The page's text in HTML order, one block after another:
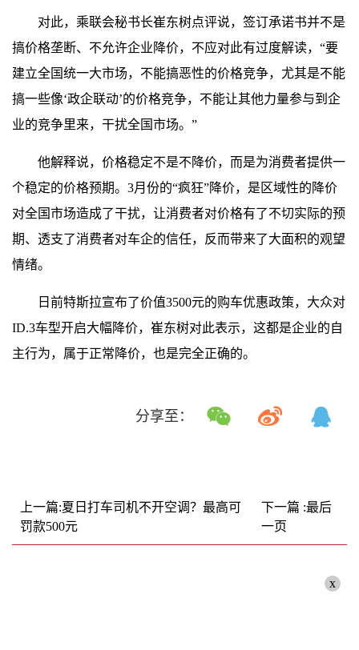
对此，乘联会秘书长崔东树点评说，签订承诺书并不是
搞价格垄断、不允许企业降价，不应对此有过度解读，“要
建立全国统一大市场，不能搞恶性的价格竞争，尤其是不能
搞一些像‘政企联动’的价格竞争，不能让其他力量参与到企
业的竞争里来，干扰全国市场。”
他解释说，价格稳定不是不降价，而是为消费者提供一
个稳定的价格预期。3月份的“疯狂”降价，是区域性的降价
对全国市场造成了干扰，让消费者对价格有了不切实际的预
期、透支了消费者对车企的信任，反而带来了大面积的观望
情绪。
日前特斯拉宣布了价值3500元的购车优惠政策，大众对
ID.3车型开启大幅降价，崔东树对此表示，这都是企业的自
主行为，属于正常降价，也是完全正确的。
分享至：
上一篇:夏日打车司机不开空调？最高可
罚款500元
下一篇 :最后
一页
x